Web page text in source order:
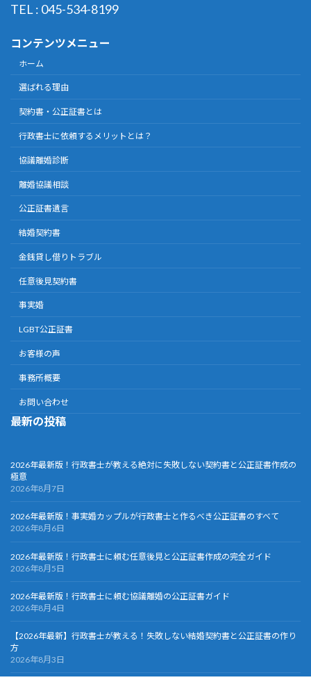
TEL : 045-534-8199
コンテンツメニュー
ホーム
選ばれる理由
契約書・公正証書とは
行政書士に依頼するメリットとは？
協議離婚診断
離婚協議相談
公正証書遺言
結婚契約書
金銭貸し借りトラブル
任意後見契約書
事実婚
LGBT公正証書
お客様の声
事務所概要
お問い合わせ
最新の投稿
2026年最新版！行政書士が教える絶対に失敗しない契約書と公正証書作成の
極意
2026年8月7日
2026年最新版！事実婚カップルが行政書士と作るべき公正証書のすべて
2026年8月6日
2026年最新版！行政書士に頼む任意後見と公正証書作成の完全ガイド
2026年8月5日
2026年最新版！行政書士に頼む協議離婚の公正証書ガイド
2026年8月4日
【2026年最新】行政書士が教える！失敗しない結婚契約書と公正証書の作り
方
2026年8月3日